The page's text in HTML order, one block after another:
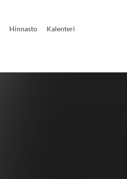
Hinnasto
Kalenteri